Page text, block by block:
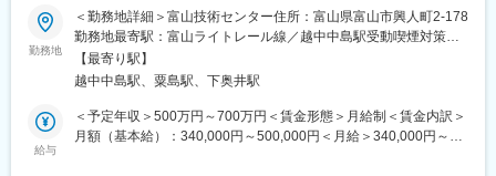
■職務内容：
以下に示すバイオ医薬品製造業務を主たる担当者として担ってい
ただきます
（1）抗体医薬品の原薬製造（商用医薬品・治験医原薬）
（2）抗体製造に必要なGMP関連業務・付帯業務・環境整備の実
・ドキュメント作成、精査
勤務地
＜勤務地詳細＞富山技術センター住所：富山県富山市興人町2-178
勤務地最寄駅：富山ライトレール線／越中中島駅受動喫煙対策：
敷地内全面禁煙変更の範囲：会社の定める事業所（リモートワー
ク含む）
【最寄り駅】
越中中島駅、粟島駅、下奥井駅
給与
＜予定年収＞500万円～700万円＜賃金形態＞月給制＜賃金内訳＞
月額（基本給）：340,000円～500,000円＜月給＞340,000円～